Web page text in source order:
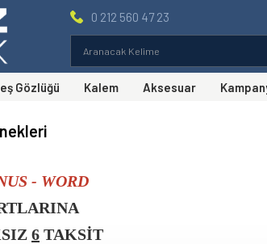
0 212 560 47 23
Gözlüğü Kalem Aksesuar
- WORD
6 TAKSİT